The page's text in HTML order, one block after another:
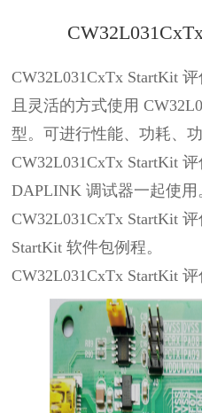
CW32L031CxTx StartKit
且灵活的方式使用
型。可进行性能、功耗、
CW32L031CxTx StartKit
DAPLINK 调试器一起使用
CW32L031CxTx StartKit
StartKit 软件包例程。
CW32L031CxTx StartKit